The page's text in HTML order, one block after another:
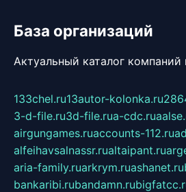
База организаций
Актуальный каталог
133chel.ru13autor-kolonka.ru
3-d-file.ru3d-file.rua-cdc.ru
airgungames.ruaccounts-112.ru
alfeihavsalnassr.rualtaipant.ru
aria-family.ruarkrym.ruashanet.ru
bankaribi.rubandamn.ru